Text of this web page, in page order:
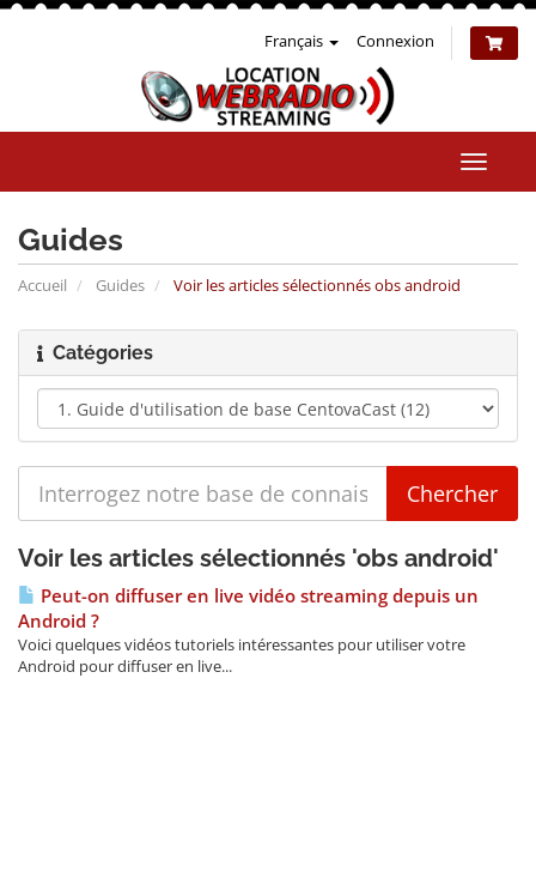
Français Connexion
la
Guides
Accueil Guides Voir les articles sélectionnés obs android
Catégories
Voir les articles sélectionnés 'obs android'
Peut-on diffuser en live vidéo streaming depuis un
Android ?
Voici quelques vidéos tutoriels intéressantes pour utiliser votre
Android pour diffuser en live...